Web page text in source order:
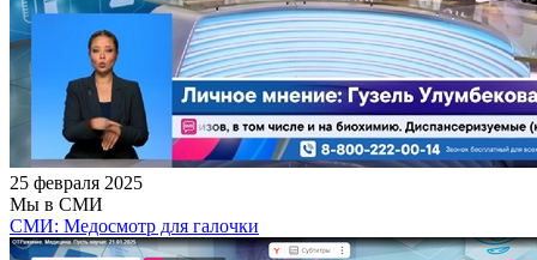
25 февраля 2025
Мы в СМИ
СМИ: Медосмотр для галочки